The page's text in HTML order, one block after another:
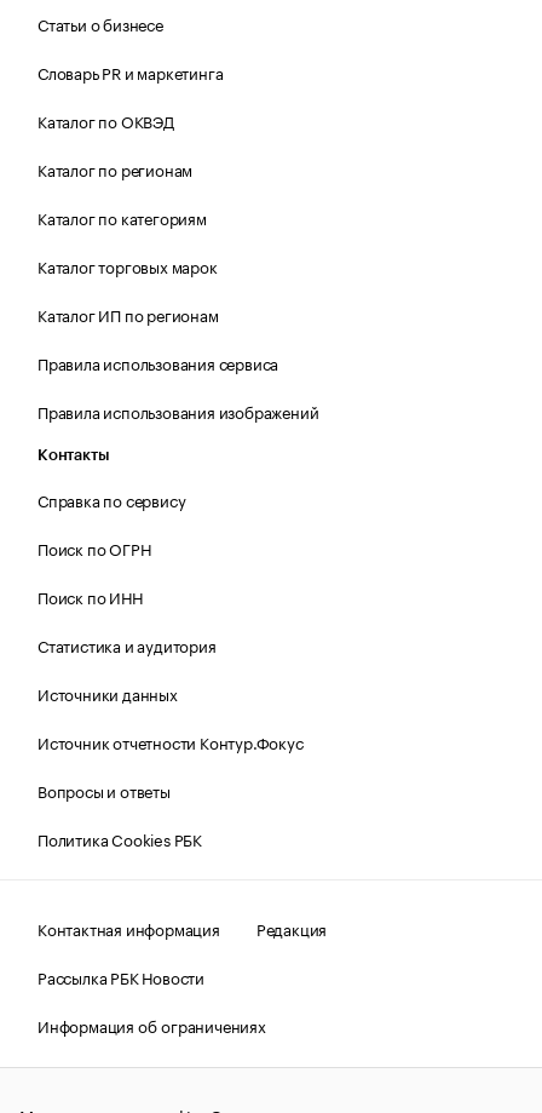
Статьи о бизнесе
Словарь PR и маркетинга
Каталог по ОКВЭД
Каталог по регионам
Каталог по категориям
Каталог торговых марок
Каталог ИП по регионам
Правила использования сервиса
Правила использования изображений
Контакты
Справка по сервису
Поиск по ОГРН
Поиск по ИНН
Статистика и аудитория
Источники данных
Источник отчетности Контур.Фокус
Вопросы и ответы
Политика Cookies РБК
Контактная информация
Редакция
Рассылка РБК Новости
Информация об ограничениях
Правовая информация
О соблюдении авторских прав